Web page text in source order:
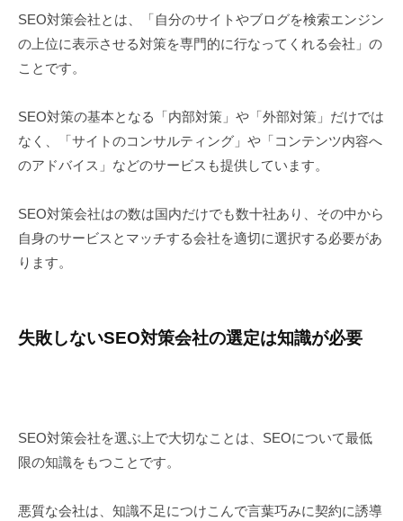
SEO対策会社とは、「自分のサイトやブログを検索エンジン
の上位に表示させる対策を専門的に行なってくれる会社」の
ことです。
SEO対策の基本となる「内部対策」や「外部対策」だけでは
なく、「サイトのコンサルティング」や「コンテンツ内容へ
のアドバイス」などのサービスも提供しています。
SEO対策会社はの数は国内だけでも数十社あり、その中から
自身のサービスとマッチする会社を適切に選択する必要があ
ります。
失敗しないSEO対策会社の選定は知識が必要
SEO対策会社を選ぶ上で大切なことは、SEOについて最低
限の知識をもつことです。
悪質な会社は、知識不足につけこんで言葉巧みに契約に誘導